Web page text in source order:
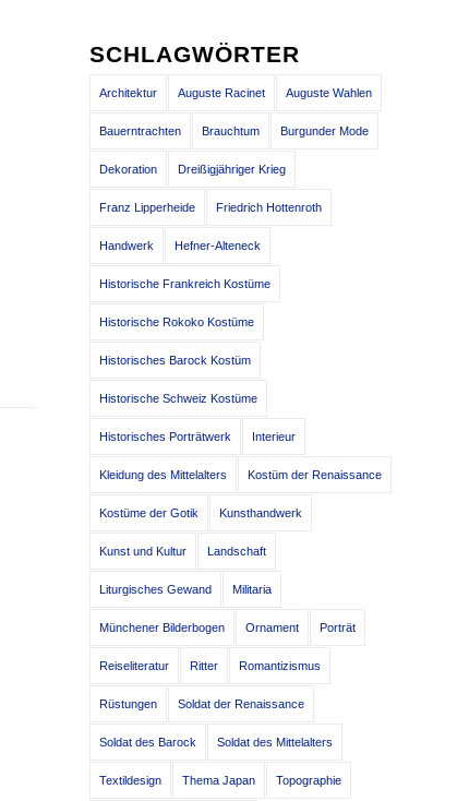
SCHLAGWÖRTER
Architektur Auguste Racinet Auguste Wahlen
Bauerntrachten Brauchtum Burgunder Mode
Dekoration Dreißigjähriger Krieg
Franz Lipperheide Friedrich Hottenroth
Handwerk Hefner-Alteneck
Historische Frankreich Kostüme
Historische Rokoko Kostüme
Historisches Barock Kostüm
Historische Schweiz Kostüme
Historisches Porträtwerk Interieur
Kleidung des Mittelalters Kostüm der Renaissance
Kostüme der Gotik Kunsthandwerk
Kunst und Kultur Landschaft
Liturgisches Gewand Militaria
Münchener Bilderbogen Ornament Porträt
Reiseliteratur Ritter Romantizismus
Rüstungen Soldat der Renaissance
Soldat des Barock Soldat des Mittelalters
Textildesign Thema Japan Topographie